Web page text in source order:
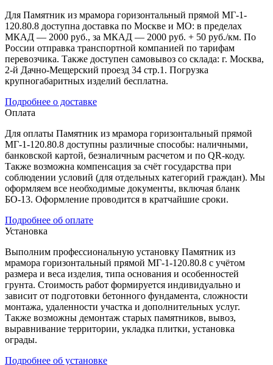
Для Памятник из мрамора горизонтальный прямой МГ-1-
120.80.8 доступна доставка по Москве и МО: в пределах
МКАД — 2000 руб., за МКАД — 2000 руб. + 50 руб./км. По
России отправка транспортной компанией по тарифам
перевозчика. Также доступен самовывоз со склада: г. Москва,
2-й Дачно-Мещерский проезд 34 стр.1. Погрузка
крупногабаритных изделий бесплатна.
Подробнее о доставке
Оплата
Для оплаты Памятник из мрамора горизонтальный прямой
МГ-1-120.80.8 доступны различные способы: наличными,
банковской картой, безналичным расчетом и по QR-коду.
Также возможна компенсация за счёт государства при
соблюдении условий (для отдельных категорий граждан). Мы
оформляем все необходимые документы, включая бланк
БО-13. Оформление проводится в кратчайшие сроки.
Подробнее об оплате
Установка
Выполним профессиональную установку Памятник из
мрамора горизонтальный прямой МГ-1-120.80.8 с учётом
размера и веса изделия, типа основания и особенностей
грунта. Стоимость работ формируется индивидуально и
зависит от подготовки бетонного фундамента, сложности
монтажа, удаленности участка и дополнительных услуг.
Также возможны демонтаж старых памятников, вывоз,
выравнивание территории, укладка плитки, установка
ограды.
Подробнее об установке